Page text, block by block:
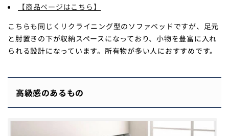
【商品ページはこちら】
こちらも同じくリクライニング型のソファベッドですが、足元
と肘置きの下が収納スペースになっており、小物を豊富に入れ
られる設計になっています。所有物が多い人におすすめです。
高級感のあるもの